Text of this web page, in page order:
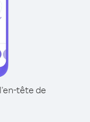
tête de